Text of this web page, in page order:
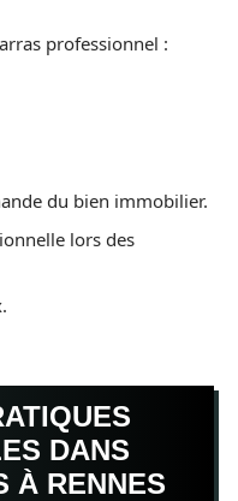
professionnel :
du bien immobilier.
lors des
DANS
À RENNES